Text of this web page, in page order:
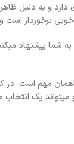
دارد و به دلیل
برخوردار است
شما پیشنهاد
مهم است. در
یک